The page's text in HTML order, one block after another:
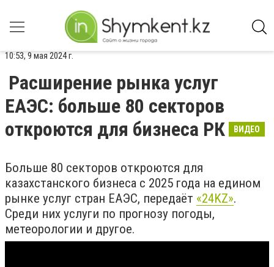
10:53, 9 мая 2024 г.
Расширение рынка услуг
ЕАЭС: больше 80 секторов
откроются для бизнеса РК
ВИДЕО
Больше 80 секторов откроются для
казахстанского бизнеса с 2025 года на едином
рынке услуг стран ЕАЭС, передаёт «24KZ».
Среди них услуги по прогнозу погоды,
метеорологии и другое.